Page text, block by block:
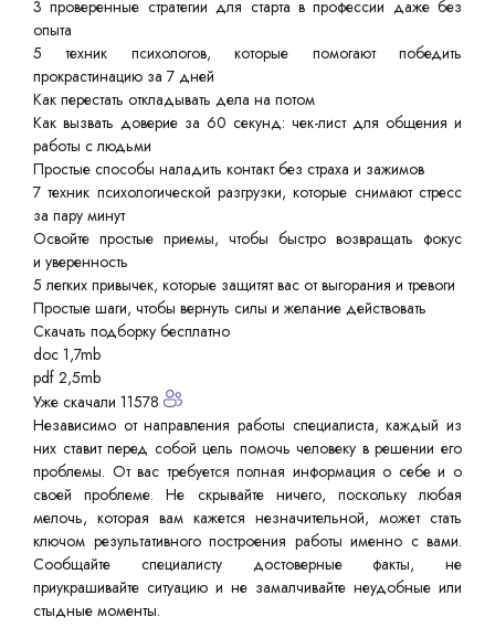
3 проверенные стратегии для старта в профессии даже без
опыта
5 техник психологов, которые помогают победить
прокрастинацию за 7 дней
Как перестать откладывать дела на потом
Как вызвать доверие за 60 секунд: чек-лист для общения и
работы с людьми
Простые способы наладить контакт без страха и зажимов
7 техник психологической разгрузки, которые снимают стресс
за пару минут
Освойте простые приемы, чтобы быстро возвращать фокус
и уверенность
5 легких привычек, которые защитят вас от выгорания и тревоги
Простые шаги, чтобы вернуть силы и желание действовать
Скачать подборку бесплатно
doc 1,7mb
pdf 2,5mb
Уже скачали 11578
Независимо от направления работы специалиста, каждый из
них ставит перед собой цель помочь человеку в решении его
проблемы. От вас требуется полная информация о себе и о
своей проблеме. Не скрывайте ничего, поскольку любая
мелочь, которая вам кажется незначительной, может стать
ключом результативного построения работы именно с вами.
Сообщайте специалисту достоверные факты, не
приукрашивайте ситуацию и не замалчивайте неудобные или
стыдные моменты.